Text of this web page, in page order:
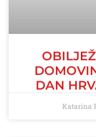
DAN
Katarina